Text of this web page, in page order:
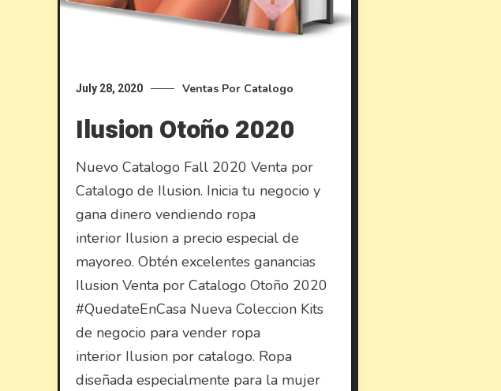
July 28, 2020 Ventas Por Catalogo
Ilusion Otoño 2020
Nuevo Catalogo Fall 2020 Venta por
Catalogo de Ilusion. Inicia tu negocio y
gana dinero vendiendo ropa
interior Ilusion a precio especial de
mayoreo. Obtén excelentes ganancias
Ilusion Venta por Catalogo Otoño 2020
#QuedateEnCasa Nueva Coleccion Kits
de negocio para vender ropa
interior Ilusion por catalogo. Ropa
diseñada especialmente para la mujer